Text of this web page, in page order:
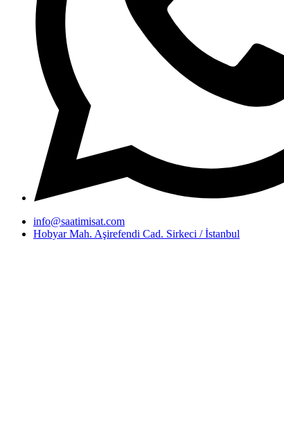
info@saatimisat.com
Hobyar Mah. Aşirefendi Cad. Sirkeci / İstanbul